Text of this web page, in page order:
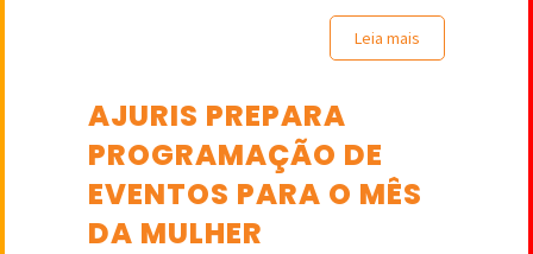
Leia mais
AJURIS PREPARA
PROGRAMAÇÃO DE
EVENTOS PARA O MÊS
DA MULHER